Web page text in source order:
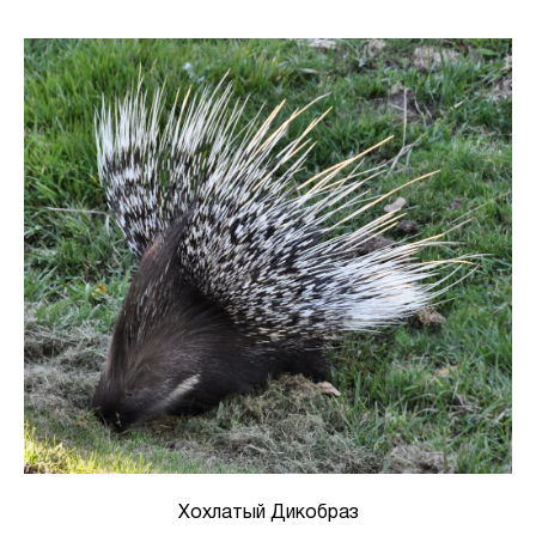
Хохлатый Дикобраз